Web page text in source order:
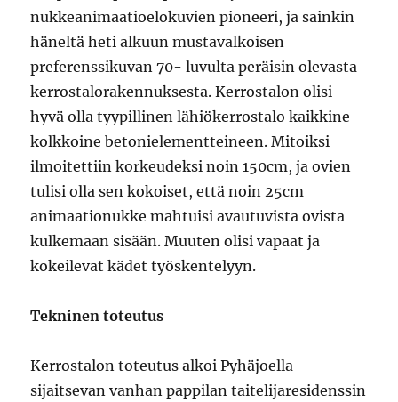
nukkeanimaatioelokuvien pioneeri, ja sainkin
häneltä heti alkuun mustavalkoisen
preferenssikuvan 70- luvulta peräisin olevasta
kerrostalorakennuksesta. Kerrostalon olisi
hyvä olla tyypillinen lähiökerrostalo kaikkine
kolkkoine betonielementteineen. Mitoiksi
ilmoitettiin korkeudeksi noin 150cm, ja ovien
tulisi olla sen kokoiset, että noin 25cm
animaationukke mahtuisi avautuvista ovista
kulkemaan sisään. Muuten olisi vapaat ja
kokeilevat kädet työskentelyyn.
Tekninen toteutus
Kerrostalon toteutus alkoi Pyhäjoella
sijaitsevan vanhan pappilan taitelijaresidenssin